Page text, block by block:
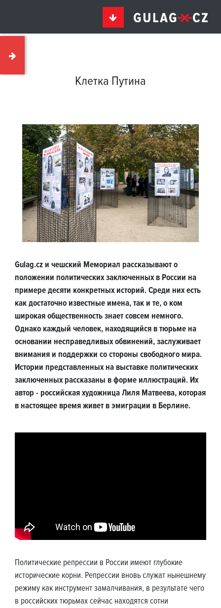
Клетка Путина
Gulag.cz и чешский Мемориал рассказывают о
положении политических заключенных в России на
примере десяти конкретных историй. Среди них есть
как достаточно известные имена, так и те, о ком
широкая общественность знает совсем немного.
Однако каждый человек, находящийся в тюрьме на
основании несправедливых обвинений, заслуживает
внимания и поддержки со стороны свободного мира.
Истории представленных на выставке политических
заключенных рассказаны в форме иллюстраций. Их
автор - российская художница Лиля Матвеева, которая
в настоящее время живет в эмиграции в Берлине.
Политические репрессии в России имеют глубокие
исторические корни. Репрессии вновь служат нынешнему
режиму как инструмент замалчивания, в результате чего
в российских тюрьмах сейчас находятся сотни